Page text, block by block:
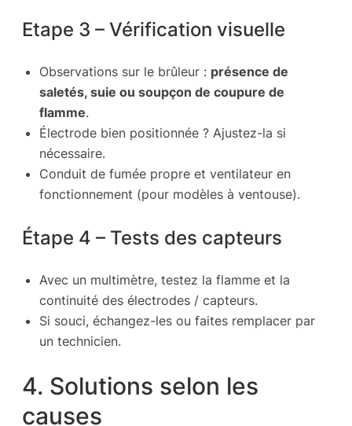
Etape 3 – Vérification visuelle
Observations sur le brûleur : présence de
saletés, suie ou soupçon de coupure de
flamme.
Électrode bien positionnée ? Ajustez-la si
nécessaire.
Conduit de fumée propre et ventilateur en
fonctionnement (pour modèles à ventouse).
Étape 4 – Tests des capteurs
Avec un multimètre, testez la flamme et la
continuité des électrodes / capteurs.
Si souci, échangez-les ou faites remplacer par
un technicien.
4. Solutions selon les
causes